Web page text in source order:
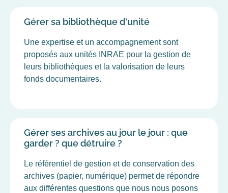
Gérer sa bibliothèque d'unité
Une expertise et un accompagnement sont
proposés aux unités INRAE pour la gestion de
leurs bibliothèques et la valorisation de leurs
fonds documentaires.
Gérer ses archives au jour le jour : que
garder ? que détruire ?
Le référentiel de gestion et de conservation des
archives (papier, numérique) permet de répondre
aux différentes questions que nous nous posons